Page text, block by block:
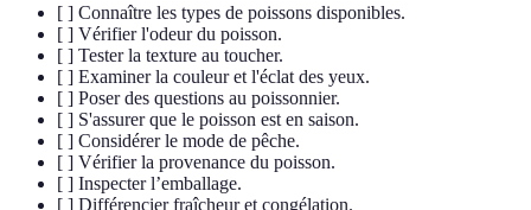
[ ] Connaître les types de poissons disponibles.
[ ] Vérifier l'odeur du poisson.
[ ] Tester la texture au toucher.
[ ] Examiner la couleur et l'éclat des yeux.
[ ] Poser des questions au poissonnier.
[ ] S'assurer que le poisson est en saison.
[ ] Considérer le mode de pêche.
[ ] Vérifier la provenance du poisson.
[ ] Inspecter l’emballage.
[ ] Différencier fraîcheur et congélation.